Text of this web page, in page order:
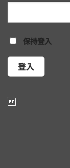
保持登入